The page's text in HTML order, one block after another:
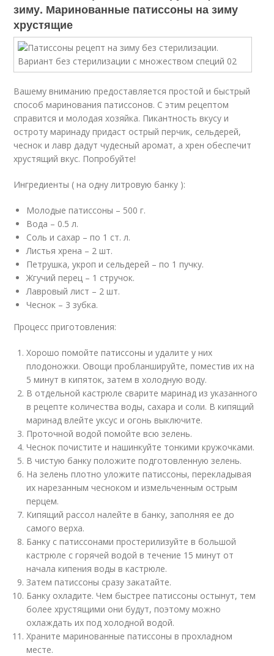
зиму. Маринованные патиссоны на зиму
хрустящие
Вашему вниманию предоставляется простой и быстрый
способ маринования патиссонов. С этим рецептом
справится и молодая хозяйка. Пикантность вкусу и
остроту маринаду придаст острый перчик, сельдерей,
чеснок и лавр дадут чудесный аромат, а хрен обеспечит
хрустящий вкус. Попробуйте!
Ингредиенты ( на одну литровую банку ):
Молодые патиссоны – 500 г.
Вода – 0.5 л.
Соль и сахар – по 1 ст. л.
Листья хрена – 2 шт.
Петрушка, укроп и сельдерей – по 1 пучку.
Жгучий перец – 1 стручок.
Лавровый лист – 2 шт.
Чеснок – 3 зубка.
Процесс приготовления:
Хорошо помойте патиссоны и удалите у них
плодоножки. Овощи пробланшируйте, поместив их на
5 минут в кипяток, затем в холодную воду.
В отдельной кастрюле сварите маринад из указанного
в рецепте количества воды, сахара и соли. В кипящий
маринад влейте уксус и огонь выключите.
Проточной водой помойте всю зелень.
Чеснок почистите и нашинкуйте тонкими кружочками.
В чистую банку положите подготовленную зелень.
На зелень плотно уложите патиссоны, перекладывая
их нарезанным чесноком и измельченным острым
перцем.
Кипящий рассол налейте в банку, заполняя ее до
самого верха.
Банку с патиссонами простерилизуйте в большой
кастрюле с горячей водой в течение 15 минут от
начала кипения воды в кастрюле.
Затем патиссоны сразу закатайте.
Банку охладите. Чем быстрее патиссоны остынут, тем
более хрустящими они будут, поэтому можно
охлаждать их под холодной водой.
Храните маринованные патиссоны в прохладном
месте.